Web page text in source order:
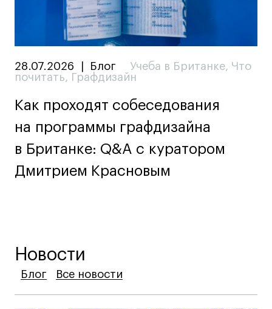
28.07.2026 Блог Учеба в Британке, Что
почитать, Графдизайн
Как проходят собеседования
на программы графдизайна
в Британке: Q&A c куратором
Дмитрием Красновым
Новости
Блог
Блог
Блог Все новости
Все новости
Все новости